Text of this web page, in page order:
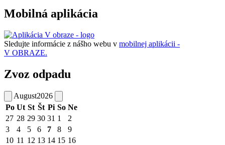
Mobilná aplikácia
Sledujte informácie z nášho webu v mobilnej aplikácii -
V OBRAZE.
Zvoz odpadu
August2026
Po Ut St Št Pi So Ne
27 28 29 30 31 1
2
3
4 5 6 7 8
9
10 11 12 13 14 15 16